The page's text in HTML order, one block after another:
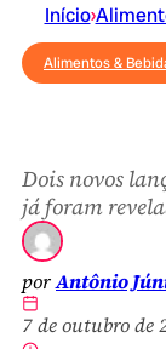
Início›
Alimentos &
Dois novos
já foram
porAntônio
7 de outubro de